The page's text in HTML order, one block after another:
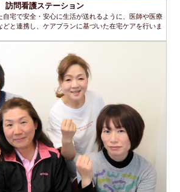
訪問看護ステーション
自宅で安全・安心に生活が送れるように、医師や医療
と連携し、ケアプランに基づいた在宅ケアを行いま